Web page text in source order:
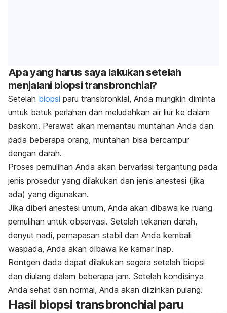
Apa yang harus saya lakukan setelah
menjalani biopsi transbronchial?
Setelah biopsi paru transbronkial, Anda mungkin diminta
untuk batuk perlahan dan meludahkan air liur ke dalam
baskom. Perawat akan memantau muntahan Anda dan
pada beberapa orang, muntahan bisa bercampur
dengan darah.
Proses pemulihan Anda akan bervariasi tergantung pada
jenis prosedur yang dilakukan dan jenis anestesi (jika
ada) yang digunakan.
Jika diberi anestesi umum, Anda akan dibawa ke ruang
pemulihan untuk observasi. Setelah tekanan darah,
denyut nadi, pernapasan stabil dan Anda kembali
waspada, Anda akan dibawa ke kamar inap.
Rontgen dada dapat dilakukan segera setelah biopsi
dan diulang dalam beberapa jam. Setelah kondisinya
Anda sehat dan normal, Anda akan diizinkan pulang.
Hasil biopsi transbronchial paru